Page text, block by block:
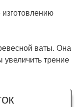
ваты. Она
увеличить трение